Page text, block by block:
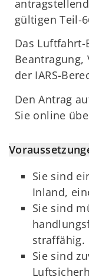
gültigen Teil-
Das
Beantragung,
der IARS-
Den Antrag
Sie online
Sie sind
Inland,
Sie sind
straffähig.
Sie sind